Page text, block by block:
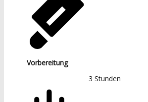
Vorbereitung
3 Stunden